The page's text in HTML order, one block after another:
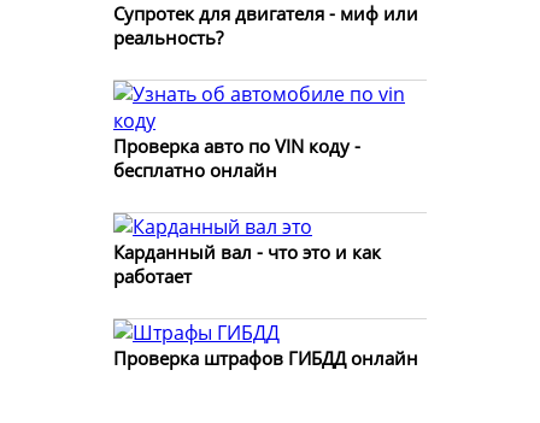
Супротек для двигателя - миф или
реальность?
Проверка авто по VIN коду -
бесплатно онлайн
Карданный вал - что это и как
работает
Проверка штрафов ГИБДД онлайн